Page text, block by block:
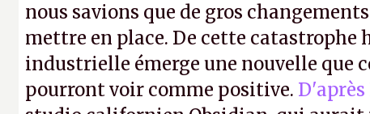
nous savions que de gros
mettre en place. De cette catastrophe
industrielle émerge une nouvelle que
pourront voir comme positive.